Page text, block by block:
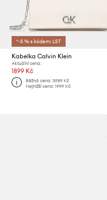
*-5 % s kódem: LST
Kabelka Calvin Klein
Aktuální cena:
1899 Kč
Běžná cena: 3989 Kč
Nejnižší cena: 1999 Kč